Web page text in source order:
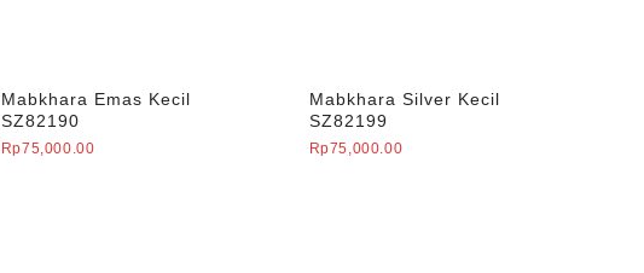
Mabkhara Emas Kecil
SZ82190
Rp75,000.00
Mabkhara Silver Kecil
SZ82199
Rp75,000.00